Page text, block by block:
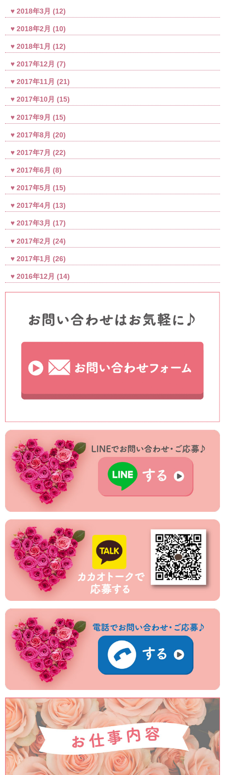
2018年3月 (12)
2018年2月 (10)
2018年1月 (12)
2017年12月 (7)
2017年11月 (21)
2017年10月 (15)
2017年9月 (15)
2017年8月 (20)
2017年7月 (22)
2017年6月 (8)
2017年5月 (15)
2017年4月 (13)
2017年3月 (17)
2017年2月 (24)
2017年1月 (26)
2016年12月 (14)